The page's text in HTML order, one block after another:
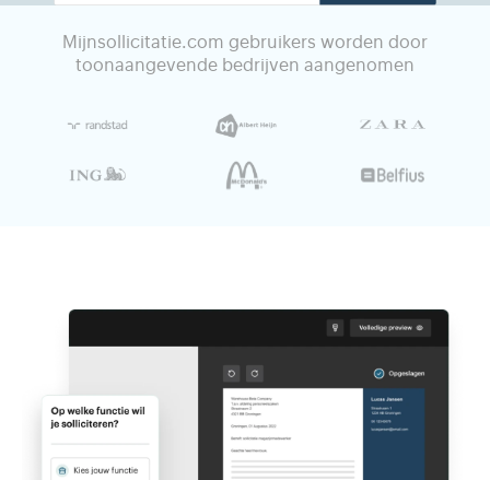
Mijnsollicitatie.com gebruikers worden door
toonaangevende bedrijven aangenomen